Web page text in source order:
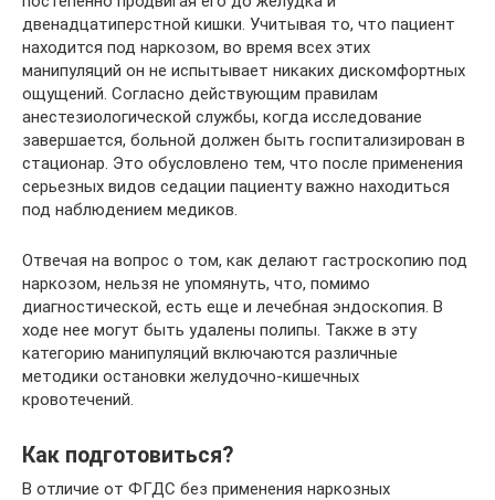
двенадцатиперстной кишки. Учитывая то, что пациент
находится под наркозом, во время всех этих
манипуляций он не испытывает никаких дискомфортных
ощущений. Согласно действующим правилам
анестезиологической службы, когда исследование
завершается, больной должен быть госпитализирован в
стационар. Это обусловлено тем, что после применения
серьезных видов седации пациенту важно находиться
под наблюдением медиков.
Отвечая на вопрос о том, как делают гастроскопию под
наркозом, нельзя не упомянуть, что, помимо
диагностической, есть еще и лечебная эндоскопия. В
ходе нее могут быть удалены полипы. Также в эту
категорию манипуляций включаются различные
методики остановки желудочно-кишечных
кровотечений.
Как подготовиться?
В отличие от ФГДС без применения наркозных